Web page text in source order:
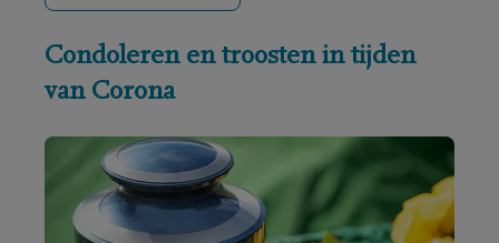
Condoleren en troosten in tijden
van Corona